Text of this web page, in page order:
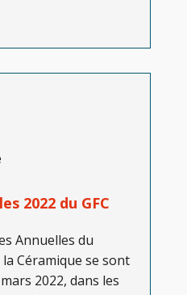
2022 du GFC
Annuelles du
Céramique se sont
2022, dans les